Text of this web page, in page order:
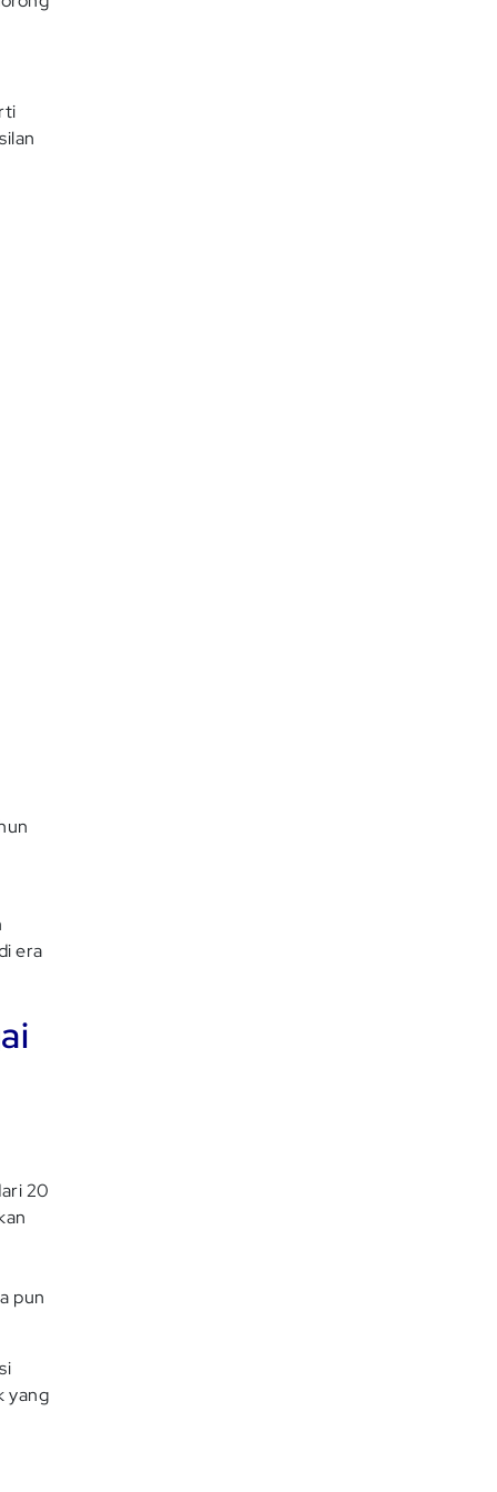
era
20
pun
yang